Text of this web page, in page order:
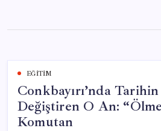
content
EĞITIM
Conkbayırı’nda Tarihin
Değiştiren O An:
Komutan